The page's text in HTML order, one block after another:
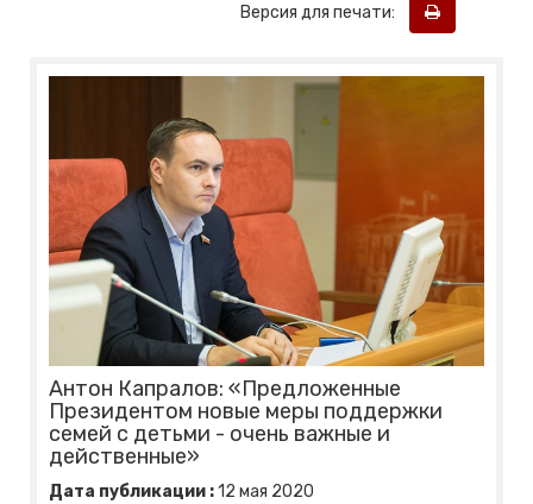
Версия для печати:
Антон Капралов: «Предложенные
Президентом новые меры поддержки
семей с детьми - очень важные и
действенные»
Дата публикации :12 мая 2020